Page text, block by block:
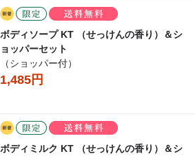
ボディソープ KT （せっけんの香り）＆シ
ョッパーセット
（ショッパー付）
1,485円
ボディミルク KT （せっけんの香り）＆シ